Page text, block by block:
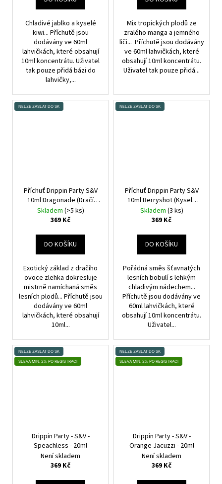
Chladivé jablko a kyselé
kiwi... Příchutě jsou
dodávány ve 60ml
lahvičkách, které obsahují
10ml koncentrátu. Uživatel
tak pouze přidá bázi do
lahvičky,...
Mix tropických plodů ze
zralého manga a jemného
liči... Příchutě jsou dodávány
ve 60ml lahvičkách, které
obsahují 10ml koncentrátu.
Uživatel tak pouze přidá...
NELZE ZASLAT DO SK
Příchuť Drippin Party S&V
10ml Dragonade (Dračí
ovoce)
Skladem (>5 ks)
369 Kč
DO KOŠÍKU
Exotický základ z dračího
ovoce zlehka dokresluje
mistrně namíchaná směs
lesních plodů... Příchutě jsou
dodávány ve 60ml
lahvičkách, které obsahují
10ml...
NELZE ZASLAT DO SK
Příchuť Drippin Party S&V
10ml Berryshot (Kyselé
maliny a sladké borůvky)
Skladem (3 ks)
369 Kč
DO KOŠÍKU
Pořádná směs šťavnatých
lesních bobulí s lehkým
chladivým nádechem...
Příchutě jsou dodávány ve
60ml lahvičkách, které
obsahují 10ml koncentrátu.
Uživatel...
NELZE ZASLAT DO SK
SLEVA MIN. 2% PO REGISTRACI
Drippin Party - S&V -
Speachless - 20ml
Není skladem
369 Kč
NELZE ZASLAT DO SK
SLEVA MIN. 2% PO REGISTRACI
Drippin Party - S&V -
Orange Jacuzzi - 20ml
Není skladem
369 Kč